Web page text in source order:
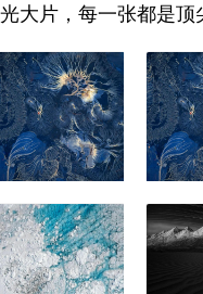
大片，每一张都是